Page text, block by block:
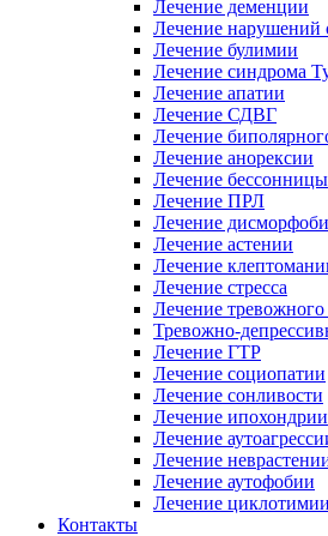
Лечение деменции
Лечение нарушений
Лечение булимии
Лечение синдрома
Лечение апатии
Лечение СДВГ
Лечение
Лечение анорексии
Лечение бессонницы
Лечение ПРЛ
Лечение
Лечение астении
Лечение
Лечение стресса
Лечение тревожного
Тревожно-
Лечение ГТР
Лечение социопатии
Лечение сонливости
Лечение ипохондрии
Лечение
Лечение
Лечение аутофобии
Лечение циклотимии
Контакты